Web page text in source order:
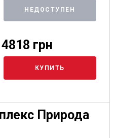
НЕДОСТУПЕН
4818 грн
КУПИТЬ
Природа